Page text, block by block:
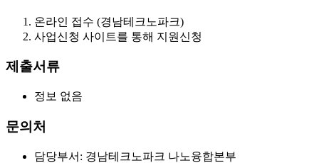
온라인 접수 (경남테크노파크)
사업신청 사이트를 통해 지원신청
제출서류
정보 없음
문의처
담당부서: 경남테크노파크 나노융합본부